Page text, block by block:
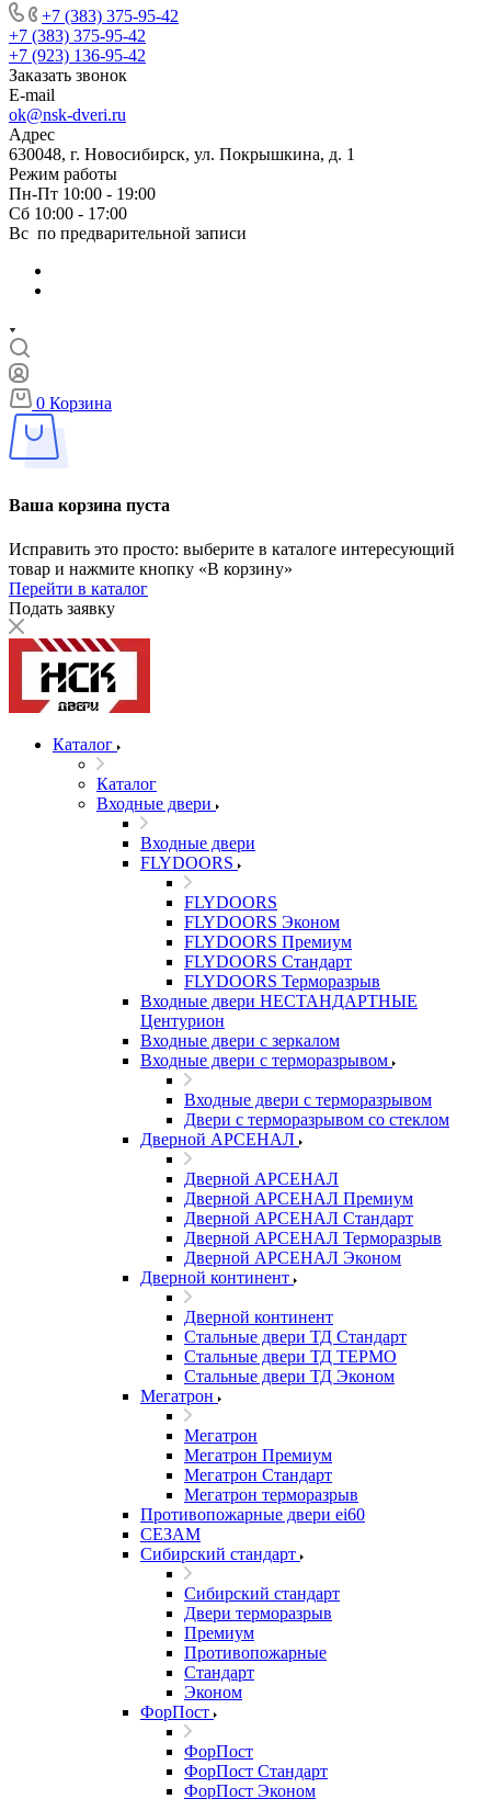
+7 (383) 375-95-42
+7 (383) 375-95-42
+7 (923) 136-95-42
Заказать звонок
E-mail
ok@nsk-dveri.ru
Адрес
630048, г. Новосибирск, ул. Покрышкина, д. 1
Режим работы
Пн-Пт 10:00 - 19:00
Сб 10:00 - 17:00
Вс по предварительной записи
0 Корзина
Ваша корзина пуста
Исправить это просто: выберите в каталоге интересующий
товар и нажмите кнопку «В корзину»
Перейти в каталог
Подать заявку
Каталог
Каталог
Входные двери
Входные двери
FLYDOORS
FLYDOORS
FLYDOORS Эконом
FLYDOORS Премиум
FLYDOORS Стандарт
FLYDOORS Терморазрыв
Входные двери НЕСТАНДАРТНЫЕ
Центурион
Входные двери с зеркалом
Входные двери с терморазрывом
Входные двери с терморазрывом
Двери с терморазрывом со стеклом
Дверной АРСЕНАЛ
Дверной АРСЕНАЛ
Дверной АРСЕНАЛ Премиум
Дверной АРСЕНАЛ Стандарт
Дверной АРСЕНАЛ Терморазрыв
Дверной АРСЕНАЛ Эконом
Дверной континент
Дверной континент
Стальные двери ТД Стандарт
Стальные двери ТД ТЕРМО
Стальные двери ТД Эконом
Мегатрон
Мегатрон
Мегатрон Премиум
Мегатрон Стандарт
Мегатрон терморазрыв
Противопожарные двери ei60
СЕЗАМ
Сибирский стандарт
Сибирский стандарт
Двери терморазрыв
Премиум
Противопожарные
Стандарт
Эконом
ФорПост
ФорПост
ФорПост Стандарт
ФорПост Эконом